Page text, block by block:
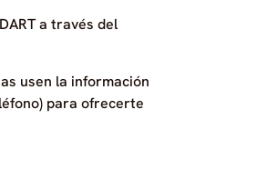
a través del
usen la información
para ofrecerte